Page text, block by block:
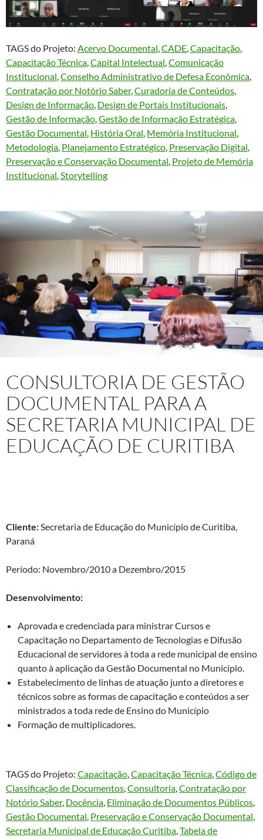
TAGS do Projeto: Acervo Documental, CADE, Capacitação
Capacitação Técnica, Capital Intelectual, Comunicação
Institucional, Conselho Administrativo de Defesa Econômica
Contratação por Notório Saber, Curadoria de Conteúdos
Design de Informação, Design de Portais Institucionais
Gestão de Informação, Gestão de Informação Estratégica
Gestão Documental, História Oral, Memória Institucional
Metodologia, Planejamento Estratégico, Preservação Digital
Preservação e Conservação Documental, Projeto de Memória
Institucional, Storytelling
CONSULTORIA DE GESTÃO
DOCUMENTAL PARA A
SECRETARIA MUNICIPAL DE
EDUCAÇÃO DE CURITIBA
Cliente:Secretaria de Educação do Município de Curitiba,
Paraná
Período: Novembro/2010 a Dezembro/2015
Desenvolvimento:
Aprovada e credenciada para ministrar Cursos e
Capacitação no Departamento de Tecnologias e Difusão
Educacional de servidores à toda a rede municipal de ensino
quanto à aplicação da Gestão Documental no Município.
Estabelecimento de linhas de atuação junto a diretores e
técnicos sobre as formas de capacitação e conteúdos a ser
ministrados a toda rede de Ensino do Município
Formação de multiplicadores.
TAGS do Projeto: Capacitação, Capacitação Técnica, Código de
Classificação de Documentos, Consultoria, Contratação por
Notório Saber, Docência, Eliminação de Documentos Públicos
Gestão Documental, Preservação e Conservação Documental
Secretaria Municipal de Educação Curitiba, Tabela de